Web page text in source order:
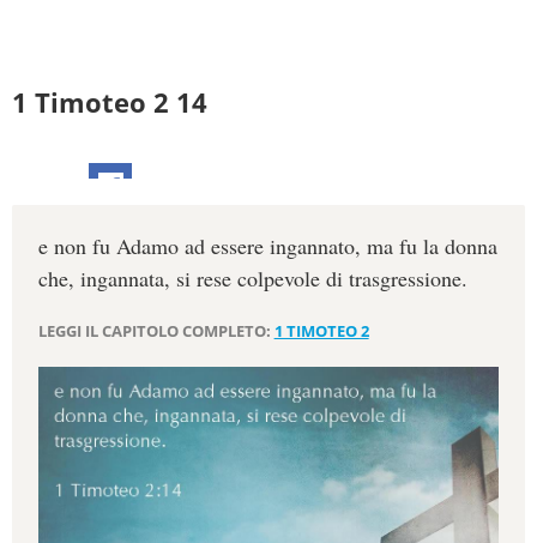
1 Timoteo 2 14
e non fu Adamo ad essere ingannato, ma fu la donna
che, ingannata, si rese colpevole di trasgressione.
LEGGI IL CAPITOLO COMPLETO: 1 TIMOTEO 2